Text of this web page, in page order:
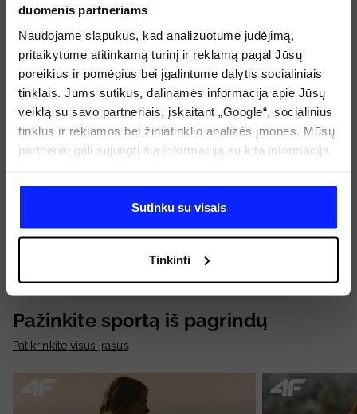
duomenis partneriams
Naudojame slapukus, kad analizuotume judėjimą,
pritaikytume atitinkamą turinį ir reklamą pagal Jūsų
poreikius ir pomėgius bei įgalintume dalytis socialiniais
tinklais. Jums sutikus, dalinamės informacija apie Jūsų
veiklą su savo partneriais, įskaitant „Google“, socialinius
tinklus ir reklamos bei žiniatinklio analizės įmones. Mūsų
partneriai gali sujungti šią informaciją su kita informacija,
duomenimis, kuriuos jie gauna, kai naudojatės jų
paslaugomis. Gavus Jūsų leidimą, mes galime perduoti
Jūsų asmeninę informaciją savo partneriams, siekdami
analitinius tyrimus, pritaikyti turinį ir tobulinti mūsų
partnerių siūlomus sprendimus (pvz., socialinius tinklus).
skiltyje „Išsami informacija“.
Sutinku su visais
Tinkinti
Pažinkite sportą iš pagrindų
Patikrinkite visus įrašus